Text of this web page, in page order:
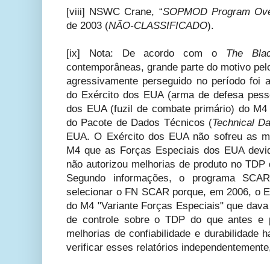
[viii] NSWC Crane, “SOPMOD Program
de 2003 (NÃO-CLASSIFICADO).
[ix] Nota: De acordo com o The
contemporâneas, grande parte do motivo
agressivamente perseguido no período foi
do Exército dos EUA (arma de defesa
dos EUA (fuzil de combate primário) do
do Pacote de Dados Técnicos (Technical
EUA. O Exército dos EUA não sofreu as
M4 que as Forças Especiais dos EUA
não autorizou melhorias de produto no
Segundo informações, o programa
selecionar o FN SCAR porque, em 2006, o
do M4 "Variante Forças Especiais" que
de controle sobre o TDP do que antes e
melhorias de confiabilidade e durabilidade
verificar esses relatórios